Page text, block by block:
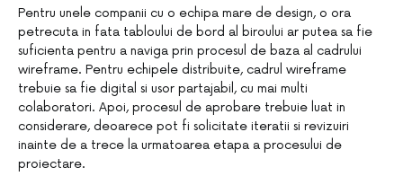
Pentru unele companii cu o echipa mare de design, o ora
petrecuta in fata tabloului de bord al biroului ar putea sa fie
suficienta pentru a naviga prin procesul de baza al cadrului
wireframe. Pentru echipele distribuite, cadrul wireframe
trebuie sa fie digital si usor partajabil, cu mai multi
colaboratori. Apoi, procesul de aprobare trebuie luat in
considerare, deoarece pot fi solicitate iteratii si revizuiri
inainte de a trece la urmatoarea etapa a procesului de
proiectare.